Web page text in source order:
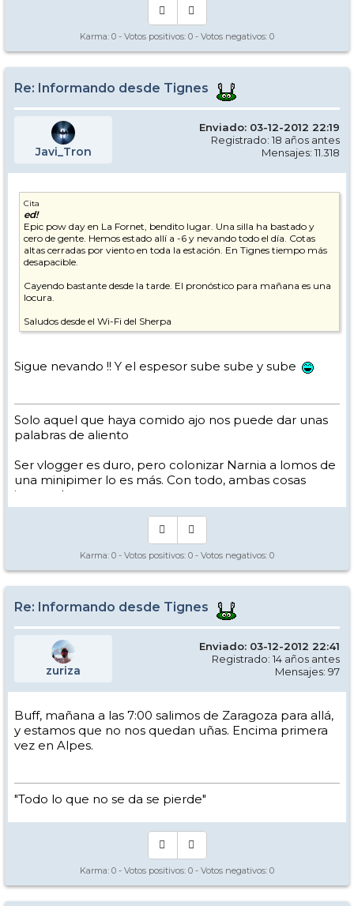
Karma: 0 - Votos positivos: 0 - Votos negativos: 0
Re: Informando desde Tignes
Javi_Tron
Enviado: 03-12-2012 22:19
Registrado: 18 años antes
Mensajes: 11.318
Cita
ed!
Epic pow day en La Fornet, bendito lugar. Una silla ha bastado y
cero de gente. Hemos estado allí a -6 y nevando todo el día. Cotas
altas cerradas por viento en toda la estación. En Tignes tiempo más
desapacible.
Cayendo bastante desde la tarde. El pronóstico para mañana es una
locura.
Saludos desde el Wi-Fi del Sherpa
Sigue nevando !! Y el espesor sube sube y sube
Solo aquel que haya comido ajo nos puede dar unas
palabras de aliento
Ser vlogger es duro, pero colonizar Narnia a lomos de
una minipimer lo es más. Con todo, ambas cosas
intento hacer.
Yo hago esquí extremo : voy de extremo a extremo
Los caminos del esquí son inescrotables ...
Karma: 0 - Votos positivos: 0 - Votos negativos: 0
Re: Informando desde Tignes
zuriza
Enviado: 03-12-2012 22:41
Registrado: 14 años antes
Mensajes: 97
Buff, mañana a las 7:00 salimos de Zaragoza para allá,
y estamos que no nos quedan uñas. Encima primera
vez en Alpes.
"Todo lo que no se da se pierde"
Karma: 0 - Votos positivos: 0 - Votos negativos: 0